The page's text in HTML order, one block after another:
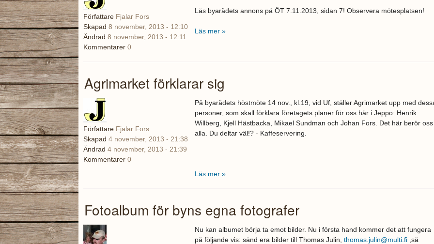
Författare Fjalar Fors
Skapad 8 november, 2013 - 12:10
Ändrad 8 november, 2013 - 12:11
Kommentarer 0
Läs byarådets annons på ÖT 7.11.2013, sidan 7! Observera mötesplatsen!
Läs mer »
Agrimarket förklarar sig
Författare Fjalar Fors
Skapad 4 november, 2013 - 21:38
Ändrad 4 november, 2013 - 21:39
Kommentarer 0
På byarådets höstmöte 14 nov., kl.19, vid Uf, ställer Agrimarket upp med
personer, som skall förklara företagets planer för oss här i Jeppo: Henrik
Willberg, Kjell Hästbacka, Mikael Sundman och Johan Fors. Det här berör oss
alla. Du deltar väl!? - Kaffeservering.
Läs mer »
Fotoalbum för byns egna fotografer
Nu kan albumet börja ta emot bilder. Nu i första hand kommer det att fungera
på följande vis: sänd era bilder till Thomas Julin, thomas.julin@multi.fi ,så